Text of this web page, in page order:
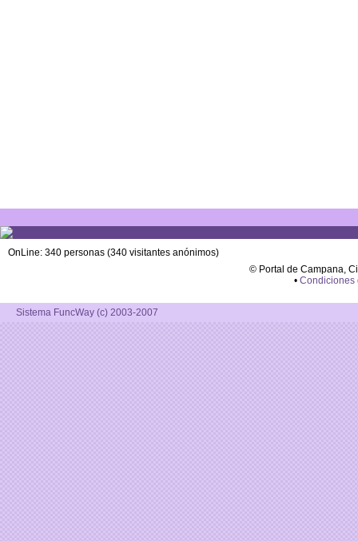
OnLine: 340 personas (340 visitantes anónimos)
© Portal de Campana,
• Condiciones
Sistema FuncWay (c) 2003-2007